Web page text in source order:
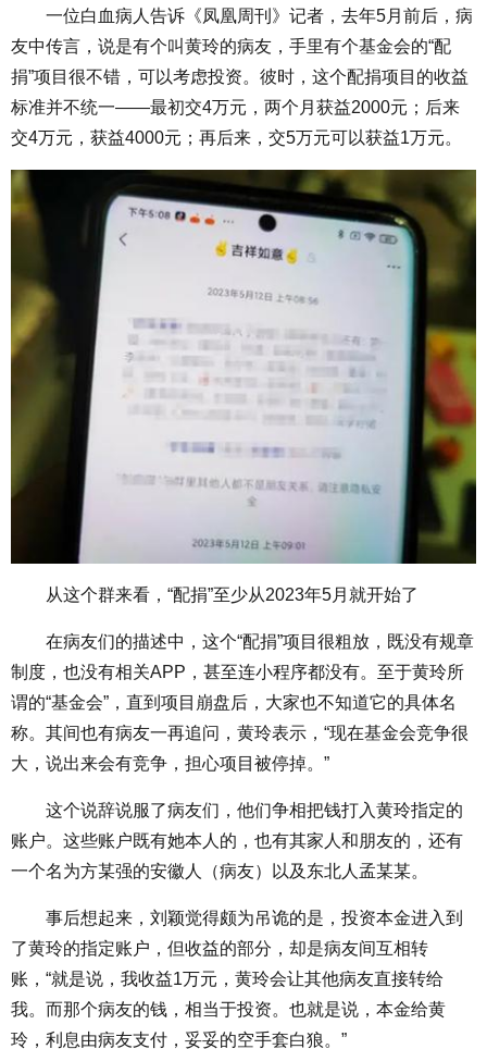
一位白血病人告诉《凤凰周刊》记者，去年5月前后，病
友中传言，说是有个叫黄玲的病友，手里有个基金会的“配
捐”项目很不错，可以考虑投资。彼时，这个配捐项目的收益
标准并不统一——最初交4万元，两个月获益2000元；后来
交4万元，获益4000元；再后来，交5万元可以获益1万元。
从这个群来看，“配捐”至少从2023年5月就开始了
在病友们的描述中，这个“配捐”项目很粗放，既没有规章
制度，也没有相关APP，甚至连小程序都没有。至于黄玲所
谓的“基金会”，直到项目崩盘后，大家也不知道它的具体名
称。其间也有病友一再追问，黄玲表示，“现在基金会竞争很
大，说出来会有竞争，担心项目被停掉。”
这个说辞说服了病友们，他们争相把钱打入黄玲指定的
账户。这些账户既有她本人的，也有其家人和朋友的，还有
一个名为方某强的安徽人（病友）以及东北人孟某某。
事后想起来，刘颖觉得颇为吊诡的是，投资本金进入到
了黄玲的指定账户，但收益的部分，却是病友间互相转
账，“就是说，我收益1万元，黄玲会让其他病友直接转给
我。而那个病友的钱，相当于投资。也就是说，本金给黄
玲，利息由病友支付，妥妥的空手套白狼。”